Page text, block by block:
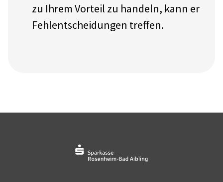
zu Ihrem Vorteil zu handeln, kann er
Fehlentscheidungen treffen.